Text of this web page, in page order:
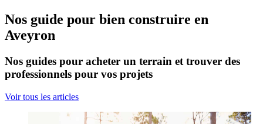
Nos guide pour bien construire en
Aveyron
Nos guides pour acheter un terrain et trouver des
professionnels pour vos projets
Voir tous les articles